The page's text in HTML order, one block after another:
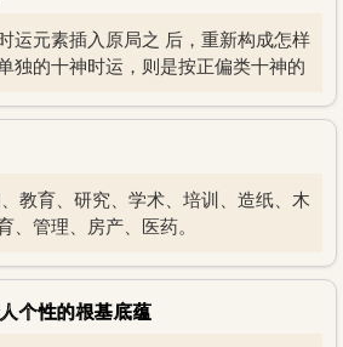
运元素插入原局之 后，重新构成怎样
独的十神时运，则是按正偏类十神的
教育、研究、学术、培训、造纸、木
管理、房产、医药。
个性的根基底蕴